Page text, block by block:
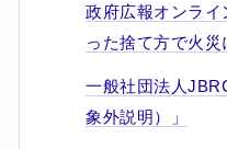
政府広報オンラ
った捨て方で火災
一般社団法人
象外説明）」